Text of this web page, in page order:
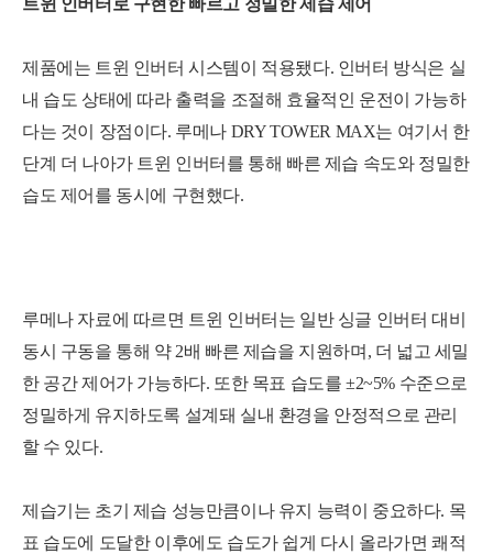
트윈 인버터로 구현한 빠르고 정밀한 제습 제어
제품에는 트윈 인버터 시스템이 적용됐다. 인버터 방식은 실
내 습도 상태에 따라 출력을 조절해 효율적인 운전이 가능하
다는 것이 장점이다. 루메나 DRY TOWER MAX는 여기서 한
단계 더 나아가 트윈 인버터를 통해 빠른 제습 속도와 정밀한
습도 제어를 동시에 구현했다.
루메나 자료에 따르면 트윈 인버터는 일반 싱글 인버터 대비
동시 구동을 통해 약 2배 빠른 제습을 지원하며, 더 넓고 세밀
한 공간 제어가 가능하다. 또한 목표 습도를 ±2~5% 수준으로
정밀하게 유지하도록 설계돼 실내 환경을 안정적으로 관리
할 수 있다.
제습기는 초기 제습 성능만큼이나 유지 능력이 중요하다. 목
표 습도에 도달한 이후에도 습도가 쉽게 다시 올라가면 쾌적